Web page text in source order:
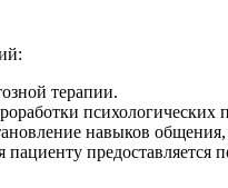
терапии.
навыков общения,
предоставляется